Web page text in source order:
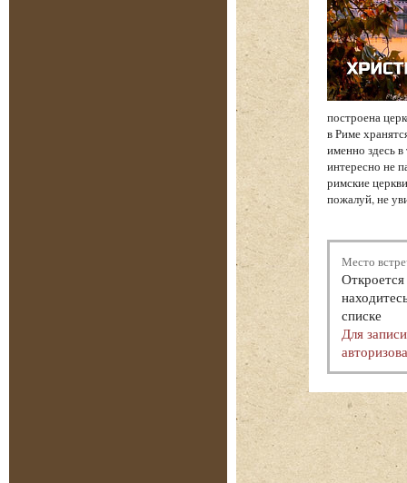
построена
в Риме
именно здесь
интересно не
римские
пожалуй, не
Место
списке
Для